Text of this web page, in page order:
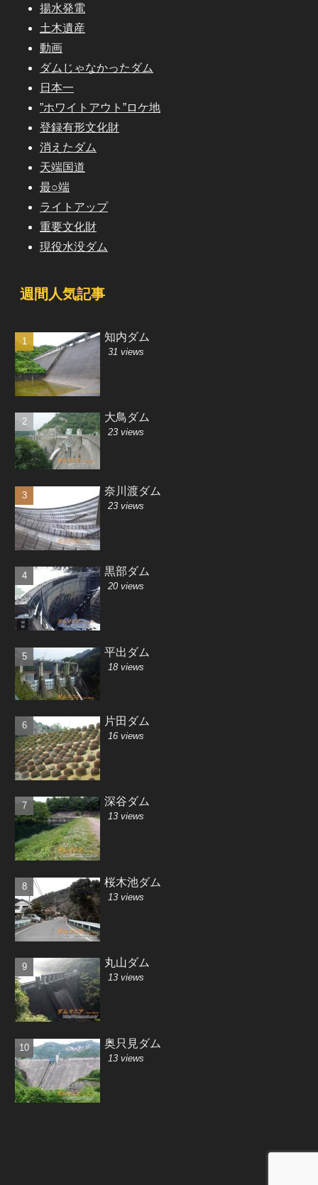
揚水発電
土木遺産
動画
ダムじゃなかったダム
日本一
”ホワイトアウト”ロケ地
登録有形文化財
消えたダム
天端国道
最○端
ライトアップ
重要文化財
現役水没ダム
週間人気記事
知内ダム
31 views
大鳥ダム
23 views
奈川渡ダム
23 views
黒部ダム
20 views
平出ダム
18 views
片田ダム
16 views
深谷ダム
13 views
桜木池ダム
13 views
丸山ダム
13 views
奥只見ダム
13 views